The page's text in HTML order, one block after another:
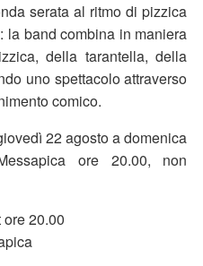
serata al ritmo di pizzica
la band combina in maniera
della tarantella, della
uno spettacolo attraverso
comico.
22 agosto a domenica
ore 20.00, non
20.00